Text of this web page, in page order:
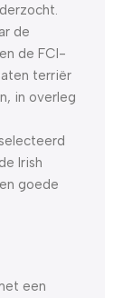
de
de FCI-
terriër
in overleg
Irish
goede
een